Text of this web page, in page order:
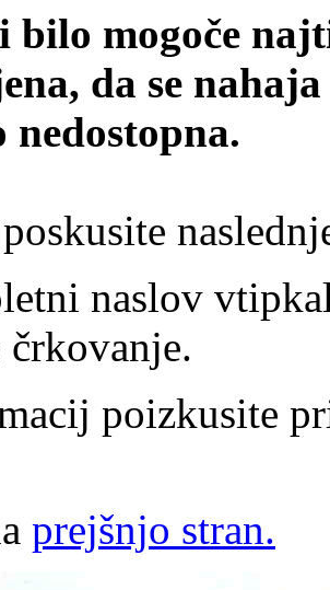
bilo mogoče
da se
naslov
poizkusite
prejšnjo stran.